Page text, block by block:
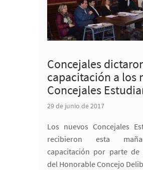
Concejales
capacitación a los
Concejales
29 de junio de 2017
Los nuevos Concejales
recibieron esta
capacitación por parte de
del Honorable Concejo